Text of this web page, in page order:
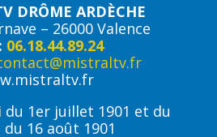
DRÔME ARDÈCHE
– 26000 Valence
06.18.44.89.24
1er juillet 1901 et du
16 août 1901